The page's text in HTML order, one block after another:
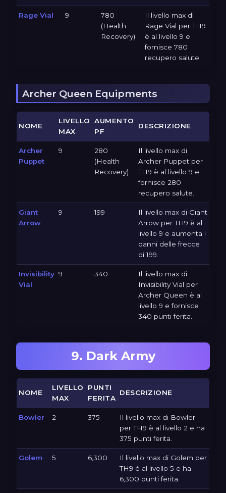
Rage Vial 9
780
(Health
Recovery)
Il livello max di
Rage Vial per TH9
è al livello 9 e
fornisce 780
recupero salute.
Archer Queen Equipments
NOME
LIVELLO
MAX
AUMENTO
PF
DESCRIZIONE
Archer
Puppet
9
280
(Health
Recovery)
Il livello max di
Archer Puppet per
TH9 è al livello 9 e
fornisce 280
recupero salute.
Giant
Arrow
9 199
Il livello max di Giant
Arrow per TH9 è al
livello 9 e aumenta i
danni delle frecce
di 199.
Invisibility
Vial
9 340
Il livello max di
Invisibility Vial per
Archer Queen è al
livello 9 e fornisce
340 punti ferita.
9. Dark Army
NOME
LIVELLO
MAX
PUNTI
FERITA
DESCRIZIONE
Bowler 2 375
Il livello max di Bowler
per TH9 è al livello 2 e ha
375 punti ferita.
Golem 5 6,300
Il livello max di Golem per
TH9 è al livello 5 e ha
6,300 punti ferita.